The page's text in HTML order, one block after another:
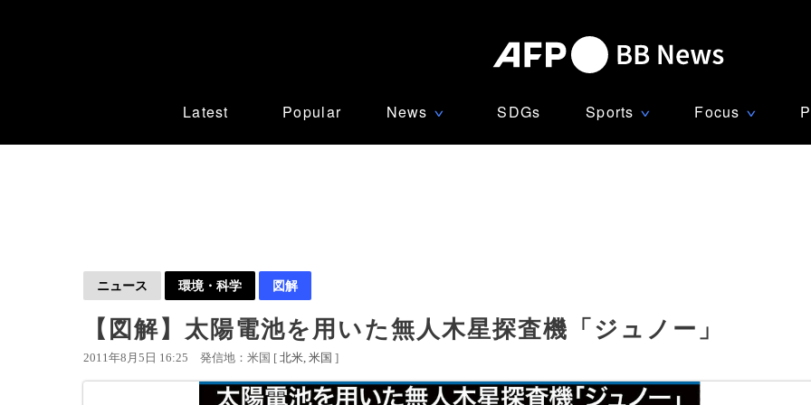
Latest Popular News ∨ SDGs Sports ∨ Focus ∨
ニュース 環境・科学 図解
【図解】太陽電池を用いた無人木星探査機「ジュノー」
2011年8月5日 16:25 発信地：米国 [ 北米 米国 ]